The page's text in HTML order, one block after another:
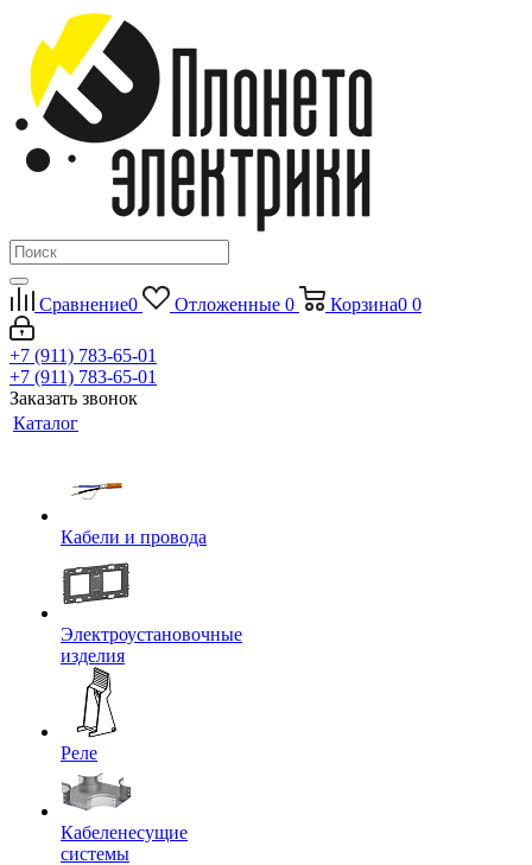
Сравнение0 Отложенные 0 Корзина0 0
+7 (911) 783-65-01
+7 (911) 783-65-01
Заказать звонок
Каталог
Кабели и провода
Электроустановочные
изделия
Реле
Кабеленесущие
системы